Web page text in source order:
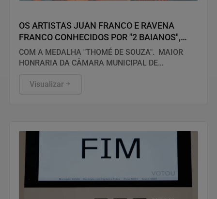
OS ARTISTAS JUAN FRANCO E RAVENA
FRANCO CONHECIDOS POR "2 BAIANOS",
SERÃO HOMENAGEADOS NO PRÓXIMO DIA
14 DE AGOSTO DE 2026
COM A MEDALHA "THOMÉ DE SOUZA". MAIOR
HONRARIA DA CÂMARA MUNICIPAL DE
Visualizar